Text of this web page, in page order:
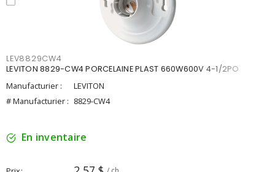
LEV8829CW4
LEVITON 8829-CW4 PORCELAINE PLAST 660W600V 4-1/2PO
Manufacturier :
LEVITON
# Manufacturier : 8829-CW4
En inventaire